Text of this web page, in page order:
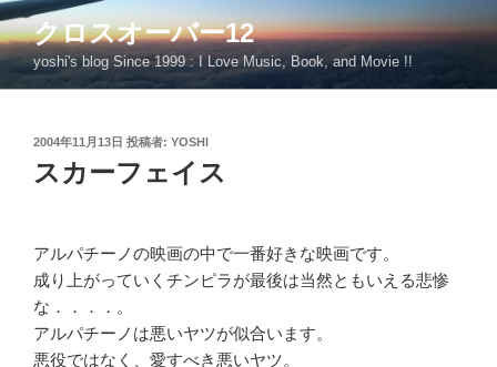
コ
ン
テ
ン
クロスオーバー12
yoshi's blog Since 1999 : I Love Music, Book, and Movie !!
投
稿
日:
2004年11月13日 投稿者: YOSHI
スカーフェイス
アルパチーノの映画の中で一番好きな映画です。
成り上がっていくチンピラが最後は当然ともいえる悲惨
な．．．．。
アルパチーノは悪いヤツが似合います。
悪役ではなく、愛すべき悪いヤツ。